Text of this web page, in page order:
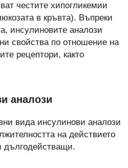
честите хипогликемии
в кръвта). Въпреки
инсулиновите аналози
свойства по отношение на
рецептори, както
аналози
вида инсулинови аналози
на действието